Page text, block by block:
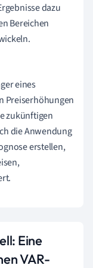
dazu
Bereichen
eines
Preiserhöhungen
zukünftigen
die Anwendung
erstellen,
Eine
VAR-